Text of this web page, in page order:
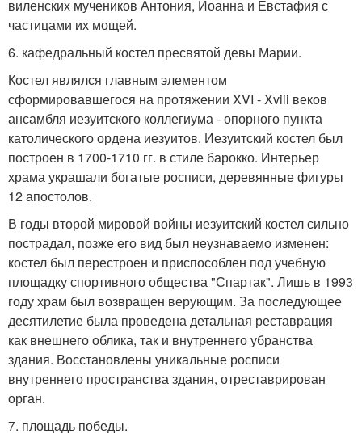
виленских мучеников Антония, Иоанна и Евстафия с
частицами их мощей.
6. кафедральный костел пресвятой девы Марии.
Костел являлся главным элементом
сформировавшегося на протяжении XVI - Xviii веков
ансамбля иезуитского коллегиума - опорного пункта
католического ордена иезуитов. Иезуитский костел был
построен в 1700-1710 гг. в стиле барокко. Интерьер
храма украшали богатые росписи, деревянные фигуры
12 апостолов.
В годы второй мировой войны иезуитский костел сильно
пострадал, позже его вид был неузнаваемо изменен:
костел был перестроен и приспособлен под учебную
площадку спортивного общества "Спартак". Лишь в 1993
году храм был возвращен верующим. За последующее
десятилетие была проведена детальная реставрация
как внешнего облика, так и внутреннего убранства
здания. Восстановлены уникальные росписи
внутреннего пространства здания, отреставрирован
орган.
7. площадь победы.